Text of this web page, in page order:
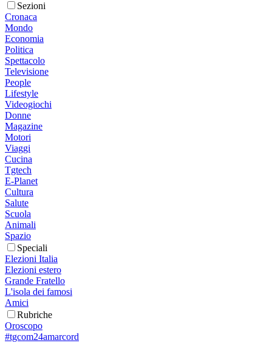
Sezioni
Cronaca
Mondo
Economia
Politica
Spettacolo
Televisione
People
Lifestyle
Videogiochi
Donne
Magazine
Motori
Viaggi
Cucina
Tgtech
E-Planet
Cultura
Salute
Scuola
Animali
Spazio
Speciali
Elezioni Italia
Elezioni estero
Grande Fratello
L'isola dei famosi
Amici
Rubriche
Oroscopo
#tgcom24amarcord